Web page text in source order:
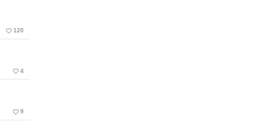
favorite_border 120
favorite_border 4
favorite_border 9